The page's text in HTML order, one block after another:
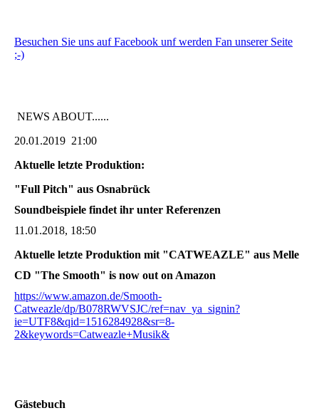
Besuchen Sie uns auf Facebook unf werden Fan unserer Seite
;-)
NEWS ABOUT......
20.01.2019 21:00
Aktuelle letzte Produktion:
"Full Pitch" aus Osnabrück
Soundbeispiele findet ihr unter Referenzen
11.01.2018, 18:50
Aktuelle letzte Produktion mit "CATWEAZLE" aus Melle
CD "The Smooth" is now out on Amazon
https://www.amazon.de/Smooth-
Catweazle/dp/B078RWVSJC/ref=nav_ya_signin?
ie=UTF8&qid=1516284928&sr=8-
2&keywords=Catweazle+Musik&
Gästebuch